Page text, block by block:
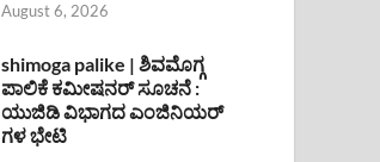
August 6, 2026
shimoga palike | ಶಿವಮೊಗ್ಗ
ಪಾಲಿಕೆ ಕಮೀಷನರ್ ಸೂಚನೆ :
ಯುಜಿಡಿ ವಿಭಾಗದ ಎಂಜಿನಿಯರ್
ಗಳ ಭೇಟಿ